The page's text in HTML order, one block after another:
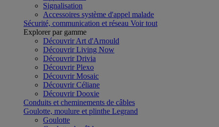
Signalisation
Accessoires système d'appel malade
Sécurité, communication et réseau Voir tout
Explorer par gamme
Découvrir Art d'Arnould
Découvrir Living Now
Découvrir Drivia
Découvrir Plexo
Découvrir Mosaic
Découvrir Céliane
Découvrir Dooxie
Conduits et cheminements de câbles
Goulotte, moulure et plinthe Legrand
Goulotte